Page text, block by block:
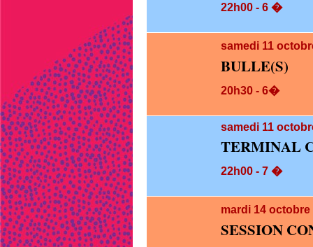
22h00 - 6 �
samedi 11
BULLE(S)
20h30 - 6�
samedi 11
TERMINAL
22h00 - 7 �
mardi 14
SESSION